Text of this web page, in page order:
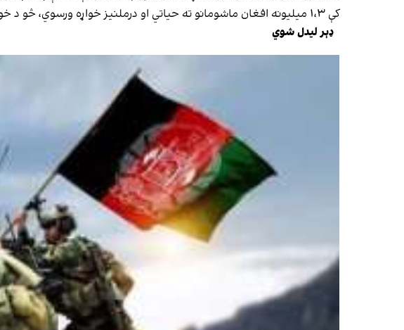
کې ۱،۳ میلیونه افغان ماشومانو ته حیاتي او درملنیز خواړه ورسوي، څو د خوارځواکۍ له جدي اغېزو وژغورل شي.
ډېر لیدل شوي